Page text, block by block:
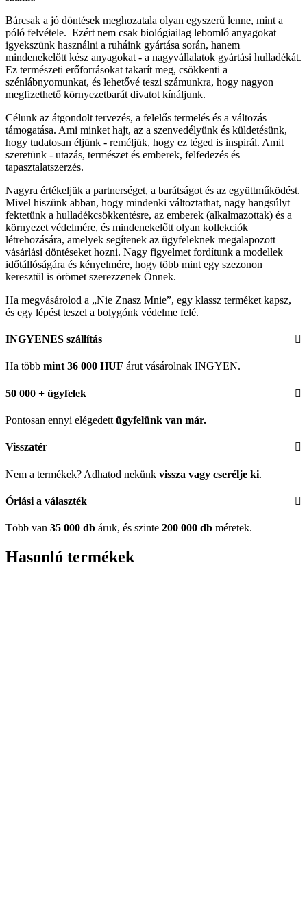
Bárcsak a jó döntések meghozatala olyan egyszerű lenne, mint a
póló felvétele. Ezért nem csak biológiailag lebomló anyagokat
igyekszünk használni a ruháink gyártása során, hanem
mindenekelőtt kész anyagokat - a nagyvállalatok gyártási hulladékát.
Ez természeti erőforrásokat takarít meg, csökkenti a
szénlábnyomunkat, és lehetővé teszi számunkra, hogy nagyon
megfizethető környezetbarát divatot kínáljunk.
Célunk az átgondolt tervezés, a felelős termelés és a változás
támogatása. Ami minket hajt, az a szenvedélyünk és küldetésünk,
hogy tudatosan éljünk - reméljük, hogy ez téged is inspirál. Amit
szeretünk - utazás, természet és emberek, felfedezés és
tapasztalatszerzés.
Nagyra értékeljük a partnerséget, a barátságot és az együttműködést.
Mivel hiszünk abban, hogy mindenki változtathat, nagy hangsúlyt
fektetünk a hulladékcsökkentésre, az emberek (alkalmazottak) és a
környezet védelmére, és mindenekelőtt olyan kollekciók
létrehozására, amelyek segítenek az ügyfeleknek megalapozott
vásárlási döntéseket hozni. Nagy figyelmet fordítunk a modellek
időtállóságára és kényelmére, hogy több mint egy szezonon
keresztül is örömet szerezzenek Önnek.
Ha megvásárolod a „Nie Znasz Mnie”, egy klassz terméket kapsz,
és egy lépést teszel a bolygónk védelme felé.
INGYENES szállítás
Ha több mint 36 000 HUF árut vásárolnak INGYEN.
50 000 + ügyfelek
Pontosan ennyi elégedett ügyfelünk van már.
Visszatér
Nem a termékek? Adhatod nekünk vissza vagy cserélje ki.
Óriási a választék
Több van 35 000 db áruk, és szinte 200 000 db méretek.
Hasonló termékek